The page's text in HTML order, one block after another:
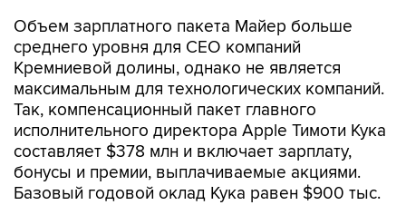
Объем зарплатного пакета Майер больше
среднего уровня для CEO компаний
Кремниевой долины, однако не является
максимальным для технологических компаний.
Так, компенсационный пакет главного
исполнительного директора Apple Тимоти Кука
составляет $378 млн и включает зарплату,
бонусы и премии, выплачиваемые акциями.
Базовый годовой оклад Кука равен $900 тыс.